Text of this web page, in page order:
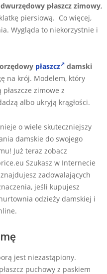
dwurzędowy płaszcz zimowy,
piersiową. Co więcej,
Wygląda to niekorzystnie i
płaszcz
damski
na krój. Modelem, który
zimowe z
albo ukryją krągłości.
o wiele skuteczniejszy
damskie do swojego
Już teraz zobacz
Szukasz w Internecie
zadowalających
jeśli kupujesz
odzieży damskiej i
jest niezastąpiony.
puchowy z paskiem